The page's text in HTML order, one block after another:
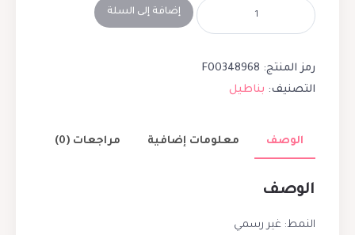
إضافة إلى السلة
رمز المنتج: F00348968
التصنيف: بناطيل
الوصف معلومات إضافية مراجعات (0)
الوصف
النمط: غير رسمي